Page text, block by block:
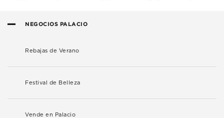
NEGOCIOS PALACIO
Rebajas de Verano
Festival de Belleza
Vende en Palacio